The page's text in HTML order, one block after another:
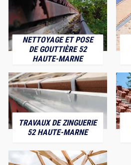
NETTOYAGE ET POSE
DE GOUTTIÈRE 52
HAUTE-MARNE
TRAVAUX DE ZINGUERIE
52 HAUTE-MARNE